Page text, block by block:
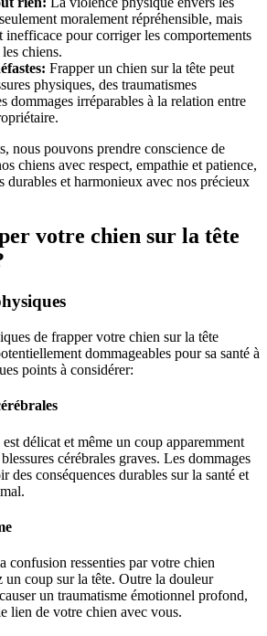
moralement répréhensible, mais
inefficace pour corriger les comportements
chiens.
Frapper un chien sur la tête peut
physiques, des traumatismes
dommages irréparables à la relation entre
nous pouvons prendre conscience de
chiens avec respect, empathie et patience,
durables et harmonieux avec nos précieux
votre chien sur la tête
de frapper votre chien sur la tête
dommageables pour sa santé à
points à considérer:
délicat et même un coup apparemment
cérébrales graves. Les dommages
des conséquences durables sur la santé et
confusion ressenties par votre chien
coup sur la tête. Outre la douleur
un traumatisme émotionnel profond,
lien de votre chien avec vous.